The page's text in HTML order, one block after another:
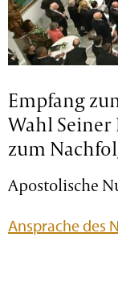
Empfang
Wahl
zum
Apostolische
Ansprache des